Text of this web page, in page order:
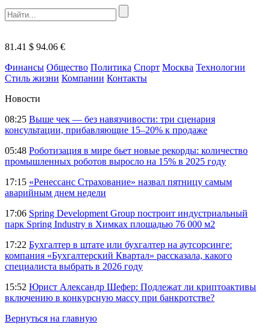
81.41 $ 94.06 €
Финансы Общество Политика Спорт Москва Технологии
Стиль жизни Компании Контакты
Новости
08:25 Выше чек — без навязчивости: три сценария
консультации, прибавляющие 15–20% к продаже
05:48 Роботизация в мире бьет новые рекорды: количество
промышленных роботов выросло на 15% в 2025 году
17:15 «Ренессанс Страхование» назвал пятницу самым
аварийным днем недели
17:06 Spring Development Group построит индустриальный
парк Spring Industry в Химках площадью 76 000 м2
17:22 Бухгалтер в штате или бухгалтер на аутсорсинге:
компания «Бухгалтерский Квартал» рассказала, какого
специалиста выбрать в 2026 году
15:52 Юрист Александр Шефер: Подлежат ли криптоактивы
включению в конкурсную массу при банкротстве?
Вернуться на главную